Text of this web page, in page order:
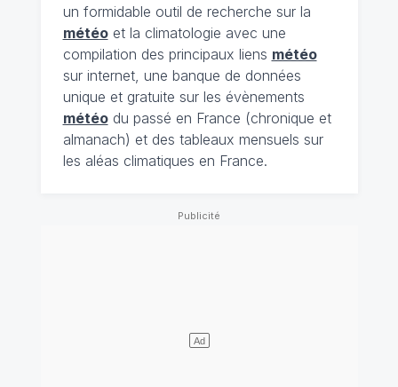
un formidable outil de recherche sur la
météoet la climatologie avec une
compilation des principaux liens météo
sur internet, une banque de données
unique et gratuite sur les évènements
météodu passé en France (chronique et
almanach) et des tableaux mensuels sur
les aléas climatiques en France.